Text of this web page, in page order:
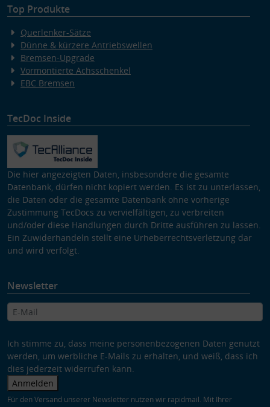
Top Produkte
Querlenker-Sätze
Dünne & kürzere Antriebswellen
Bremsen-Upgrade
Vormontierte Achsschenkel
EBC Bremsen
TecDoc Inside
Die hier angezeigten Daten, insbesondere die gesamte
Datenbank, dürfen nicht kopiert werden. Es ist zu unterlassen,
die Daten oder die gesamte Datenbank ohne vorherige
Zustimmung TecDocs zu vervielfältigen, zu verbreiten
und/oder diese Handlungen durch Dritte ausführen zu lassen.
Ein Zuwiderhandeln stellt eine Urheberrechtsverletzung dar
und wird verfolgt.
Newsletter
Ich stimme zu, dass meine personenbezogenen Daten genutzt
werden, um werbliche E-Mails zu erhalten, und weiß, dass ich
dies jederzeit widerrufen kann.
Anmelden
Für den Versand unserer Newsletter nutzen wir rapidmail. Mit Ihrer